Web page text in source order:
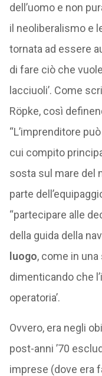
dell’uomo e non
il neoliberalismo e
tornata ad essere
di fare ciò che
lacciuoli’. Come
Röpke, così
“L’imprenditore
cui compito
sosta sul mare del
parte
“partecipare alle
della guida della
luogo, come in una
dimenticando che
operatoria’.
Ovvero, era negli
post-anni ’70
imprese (dove era